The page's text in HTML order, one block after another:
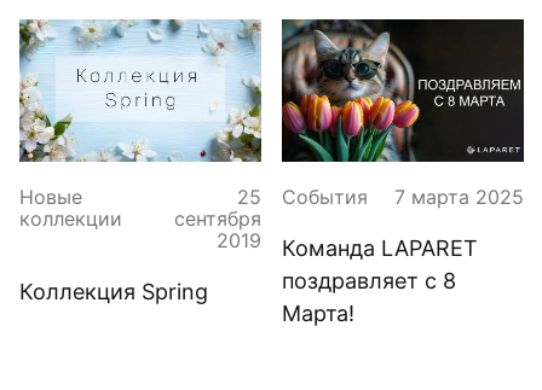
Новые
коллекции
25
сентября
2019
Коллекция Spring
События 7 марта 2025
Команда LAPARET
поздравляет с 8
Марта!